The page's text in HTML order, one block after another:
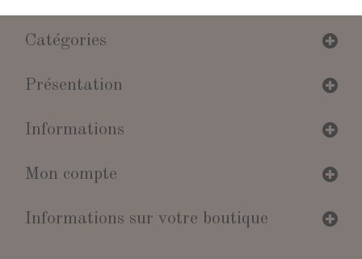
Catégories
Présentation
Informations
Mon compte
Informations sur votre boutique